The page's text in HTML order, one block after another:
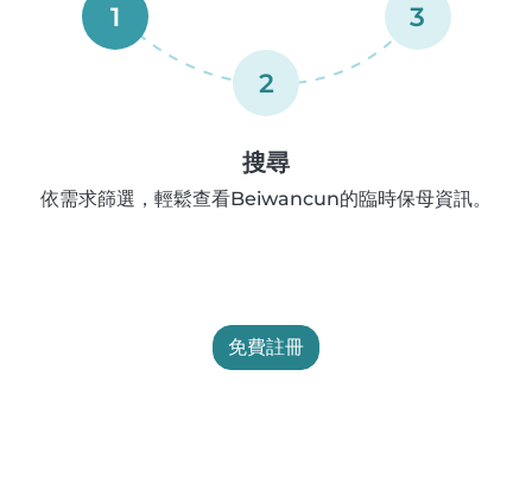
1
2
3
搜尋
依需求篩選，輕鬆查看Beiwancun的臨時保母資訊。
免費註冊